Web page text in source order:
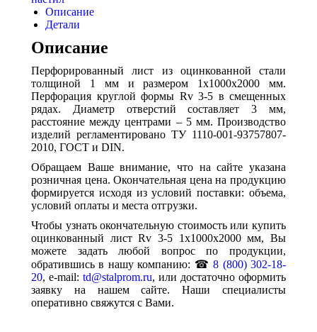
Описание
Детали
Описание
Перфорированный лист из оцинкованной стали
толщиной 1 мм и размером 1x1000x2000 мм.
Перфорация круглой формы Rv 3-5 в смещенных
рядах. Диаметр отверстий составляет 3 мм,
расстояние между центрами – 5 мм. Производство
изделий регламентировано ТУ 1110-001-93757807-
2010, ГОСТ и DIN.
Обращаем Ваше внимание, что на сайте указана
розничная цена. Окончательная цена на продукцию
формируется исходя из условий поставки: объема,
условий оплаты и места отгрузки.
Чтобы узнать окончательную стоимость или купить
оцинкованный лист Rv 3-5 1x1000x2000 мм, Вы
можете задать любой вопрос по продукции,
обратившись в нашу компанию: ☎8 (800) 302-18-
20, e-mail: td@stalprom.ru, или достаточно оформить
заявку на нашем сайте. Наши специалисты
оперативно свяжутся с Вами.